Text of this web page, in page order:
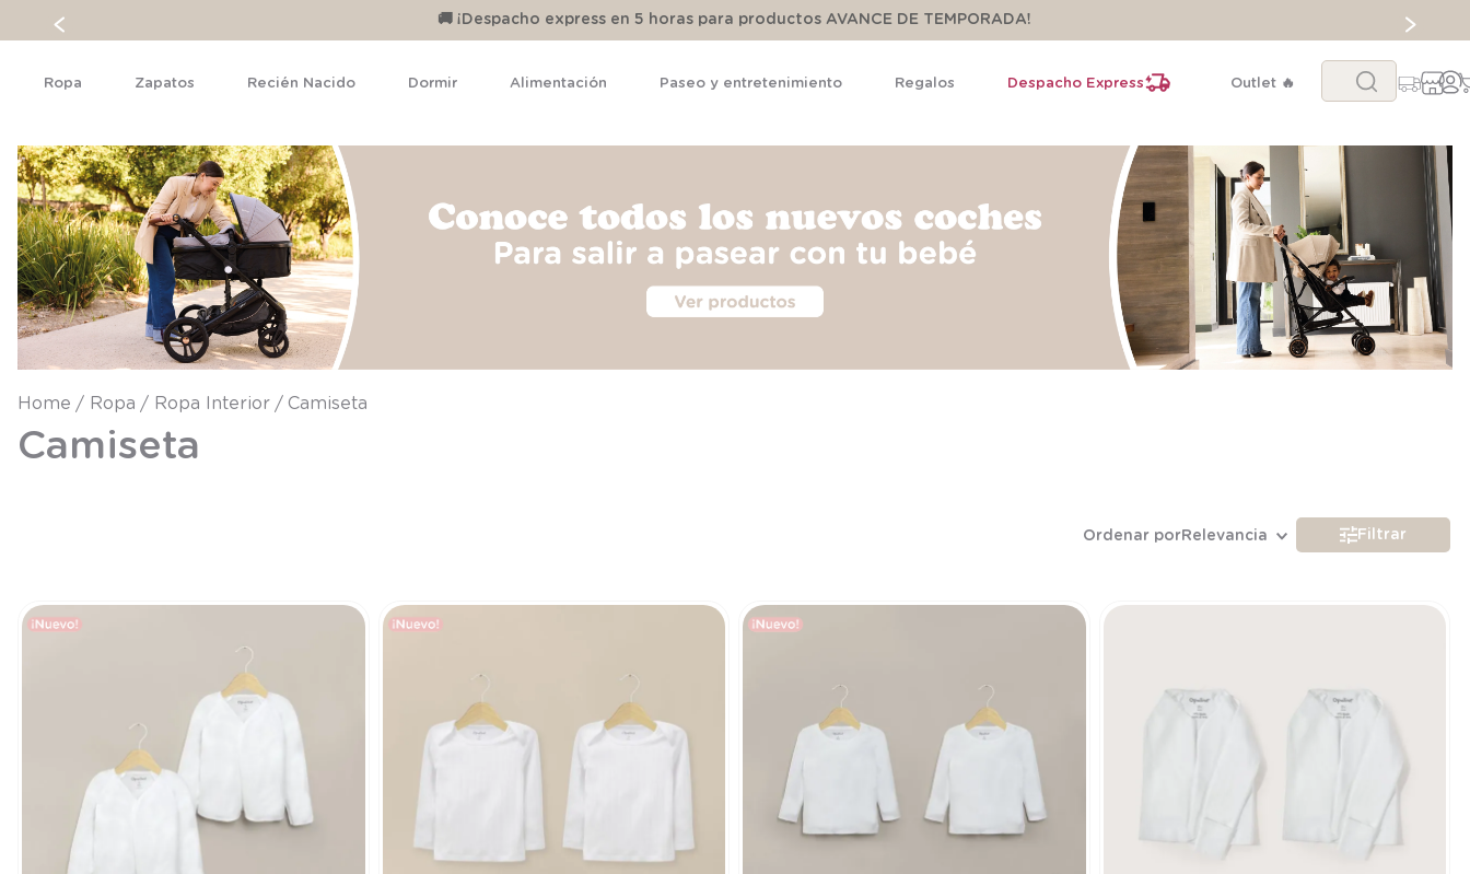
🚚 ¡Despacho express en 5 horas para productos AVANCE DE TEMPORADA!
Ropa Zapatos Recién Nacido Dormir Alimentación Paseo y entretenimiento Regalos Despacho Express Outlet 🔥
Buscar...
Ropa Ropa Interior Camiseta
Camiseta
Ordenar porRelevancia Filtrar
TÉRMINOS MÁS BUSCADOS
2
calcetines
3.
zapatillas
4.
body
6.
manta